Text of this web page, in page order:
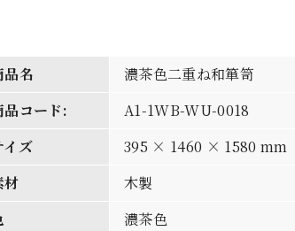
品名
濃茶色二重ね和箪笥
品コード:
A1-1WB-WU-0018
イズ
395 × 1460 × 1580 mm
材
木製
濃茶色